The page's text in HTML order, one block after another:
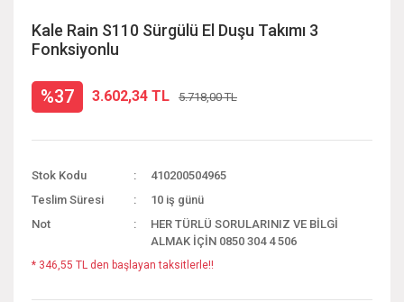
Kale Rain S110 Sürgülü El Duşu Takımı 3
Fonksiyonlu
%37 3.602,34 TL 5.718,00 TL
Stok Kodu
410200504965
Teslim Süresi
10 iş günü
Not
HER TÜRLÜ SORULARINIZ VE BİLGİ
ALMAK İÇİN 0850 304 4 506
* 346,55 TL den başlayan taksitlerle!!